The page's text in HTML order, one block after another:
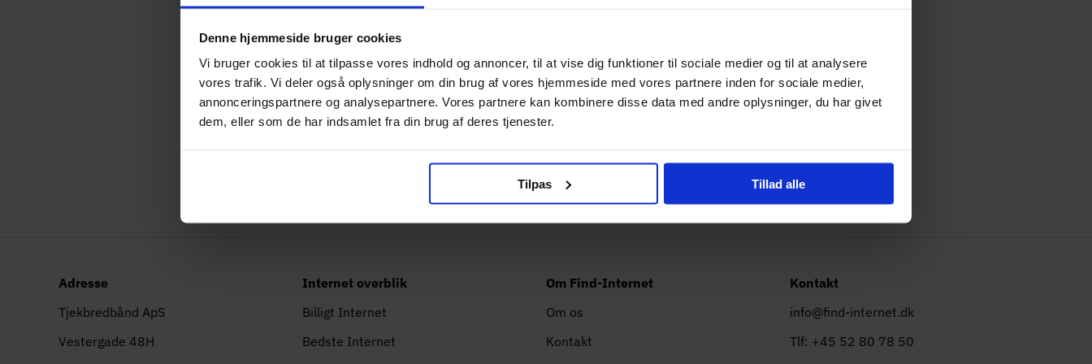
Denne hjemmeside bruger cookies
Vi bruger cookies til at tilpasse vores indhold og annoncer, til at vise dig funktioner til sociale medier og til at analysere
vores trafik. Vi deler også oplysninger om din brug af vores hjemmeside med vores partnere inden for sociale medier,
annonceringspartnere og analysepartnere. Vores partnere kan kombinere disse data med andre oplysninger, du har givet
dem, eller som de har indsamlet fra din brug af deres tjenester.
Tilpas Tillad alle
i HA Almen, har Oliver erhvervet sig dybdegående kendskab til en række erhvervsmæssige discipliner,
heriblandt marketing, som har vist sig særdeles værdifulde i hans arbejde hos Find-Internet.
I sin tid hos Find-Internet.dk har Oliver demonstreret en exceptionel evne til at optimere websteder og
skabe indhold, der ikke alene engagerer målgruppen, men også er grundigt researchet og skrevet med
et skarpt blik for forbrugerens behov og interesser. Hans stærke akademiske baggrund har været en
Adresse
Tjekbredbånd ApS
Vestergade 48H
Internet overblik
Billigt Internet
Bedste Internet
Om Find-Internet
Om os
Kontakt
Kontakt
info@find-internet.dk
Tlf: +45 52 80 78 50